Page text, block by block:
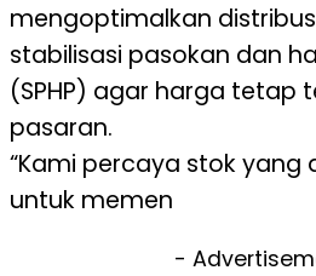
mengoptimalkan
stabilisasi pasokan dan
(SPHP) agar harga tetap
pasaran.
“Kami percaya stok yang
untuk memen
-